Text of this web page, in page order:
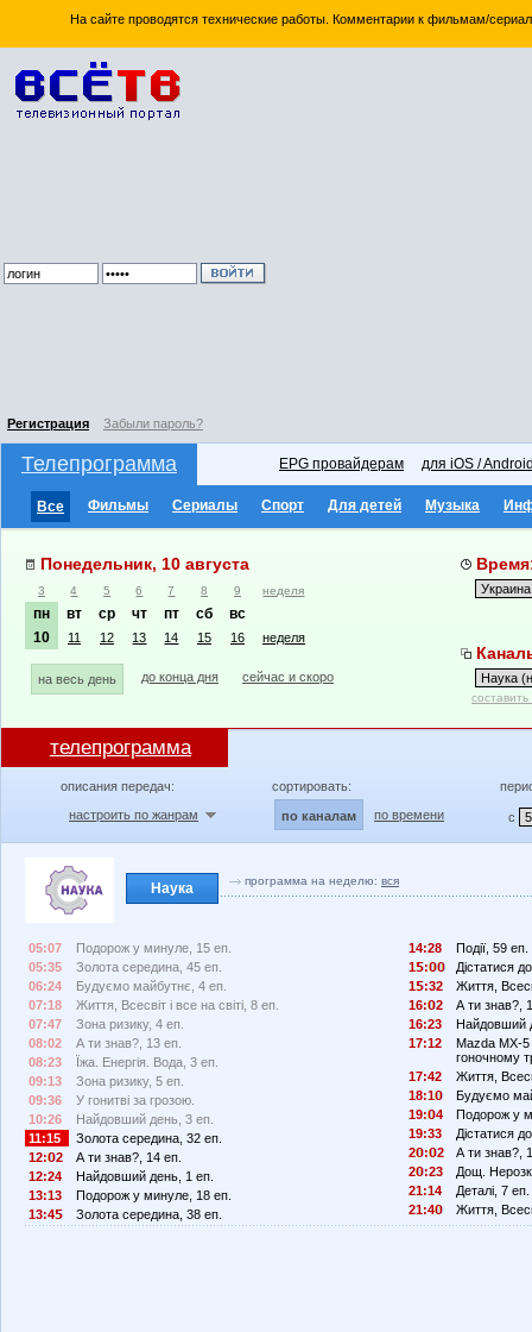
На сайте проводятся технические работы. Комментарии к фильмам/
Регистрация Забыли пароль?
Телепрограмма EPG провайдерам для iOS /
Все Фильмы Сериалы Спорт Для детей Музыка
Понедельник, 10 августа
3 4 5 6 7 8 9 неделя
пн вт ср чт пт сб
вс
10
11 12 13 14 15 16 неделя
на весь день до конца дня сейчас и скоро
телепрограмма
описания передач:
настроить по жанрам
сортировать:
по каналам по времени с
Наука программа на неделю: вся
05:07
Подорож у минуле, 15 еп.
05:35
Золота середина, 45 еп.
06:24
Будуємо майбутнє, 4 еп.
07:18
Життя, Всесвіт і все на світі, 8 еп.
07:47
Зона ризику, 4 еп.
08:02
А ти знав?, 13 еп.
08:23
Їжа. Енергія. Вода, 3 еп.
09:13
Зона ризику, 5 еп.
09:36
У гонитві за грозою.
10:26
Найдовший день, 3 еп.
11:15
Золота середина, 32 еп.
12:
2
А ти знав?, 14 еп.
12:24
Найдовший день, 1 еп.
13:13
Подорож у минуле, 18 еп.
13:4
Золота середина, 38 еп.
14:28
Події, 59 еп.
1
:
Дістатися
1
:32
Життя,
16:
2
А ти знав?,
16:23
Найдовший
17:12
Mazda MX-
гоночному
17:42
Життя,
18:1
Будуємо
19:
4
Подорож у
19:33
Дістатися
2
: 2
А ти знав?,
2
:23
Дощ.
21:14
Деталі, 7 еп.
21:4
Життя,